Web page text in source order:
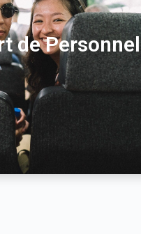
de Personnel